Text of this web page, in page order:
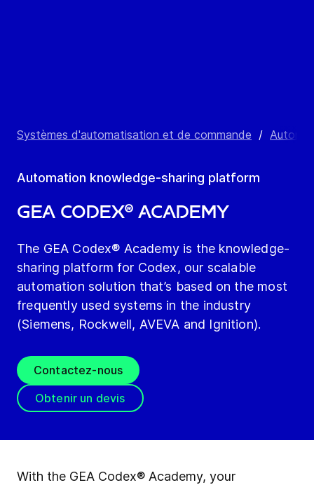
Systèmes d'automatisation et de commande /
Automation knowledge-sharing platform
GEA Codex® Academy
The GEA Codex® Academy is the knowledge-
sharing platform for Codex, our scalable
automation solution that’s based on the most
frequently used systems in the industry
(Siemens, Rockwell, AVEVA and Ignition).
Contactez-nous
Obtenir un devis
With the GEA Codex® Academy, your